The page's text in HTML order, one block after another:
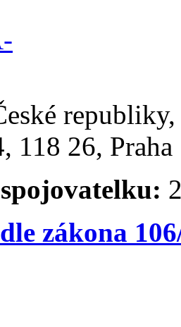
118 26,
zákona